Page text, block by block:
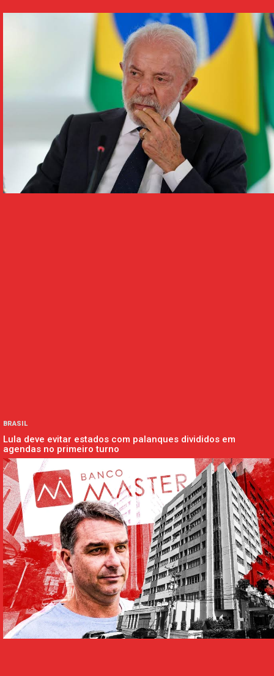
BRASIL
Lula deve evitar estados com palanques divididos em
agendas no primeiro turno